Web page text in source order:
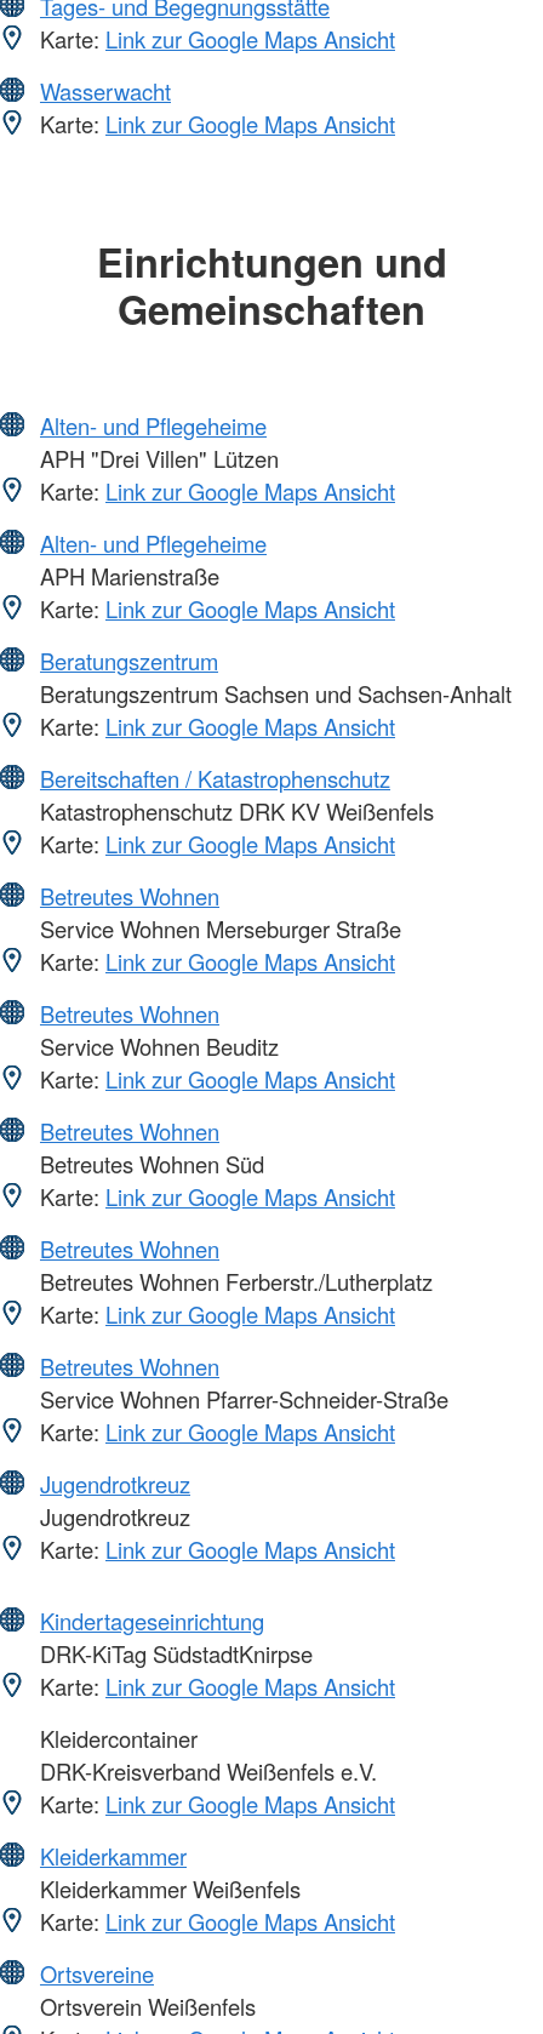
Karte: Link zur Google Maps Ansicht
Wasserwacht
Karte: Link zur Google Maps Ansicht
Einrichtungen und
Gemeinschaften
Alten- und Pflegeheime
APH "Drei Villen" Lützen
Karte: Link zur Google Maps Ansicht
Alten- und Pflegeheime
APH Marienstraße
Karte: Link zur Google Maps Ansicht
Beratungszentrum
Beratungszentrum Sachsen und Sachsen-Anhalt
Karte: Link zur Google Maps Ansicht
Bereitschaften / Katastrophenschutz
Katastrophenschutz DRK KV Weißenfels
Karte: Link zur Google Maps Ansicht
Betreutes Wohnen
Service Wohnen Merseburger Straße
Karte: Link zur Google Maps Ansicht
Betreutes Wohnen
Service Wohnen Beuditz
Karte: Link zur Google Maps Ansicht
Betreutes Wohnen
Betreutes Wohnen Süd
Karte: Link zur Google Maps Ansicht
Betreutes Wohnen
Betreutes Wohnen Ferberstr./Lutherplatz
Karte: Link zur Google Maps Ansicht
Betreutes Wohnen
Service Wohnen Pfarrer-Schneider-Straße
Karte: Link zur Google Maps Ansicht
Jugendrotkreuz
Jugendrotkreuz
Karte: Link zur Google Maps Ansicht
Kindertageseinrichtung
DRK-KiTag SüdstadtKnirpse
Karte: Link zur Google Maps Ansicht
Kleidercontainer
DRK-Kreisverband Weißenfels e.V.
Karte: Link zur Google Maps Ansicht
Kleiderkammer
Kleiderkammer Weißenfels
Karte: Link zur Google Maps Ansicht
Ortsvereine
Ortsverein Weißenfels